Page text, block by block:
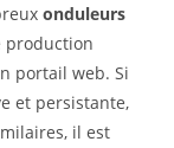
onduleurs
production
portail web. Si
et persistante,
il est